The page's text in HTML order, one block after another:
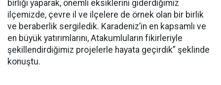
birliği yaparak, önemli eksiklerini giderdiğimiz
ilçemizde, çevre il ve ilçelere de örnek olan bir birlik
ve beraberlik sergiledik. Karadeniz’in en kapsamlı ve
en büyük yatırımlarını, Atakumluların fikirleriyle
şekillendirdiğimiz projelerle hayata geçirdik” şeklinde
konuştu.